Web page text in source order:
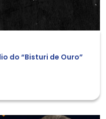
do “Bisturi de Ouro”